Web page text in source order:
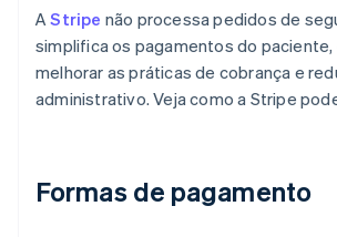
AStripe não processa pedidos de
simplifica os pagamentos do paciente,
melhorar as práticas de cobrança e
administrativo. Veja como a Stripe
Formas de pagamento